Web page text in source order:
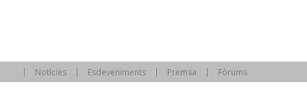
Notícies Esdeveniments Premsa Fòrums